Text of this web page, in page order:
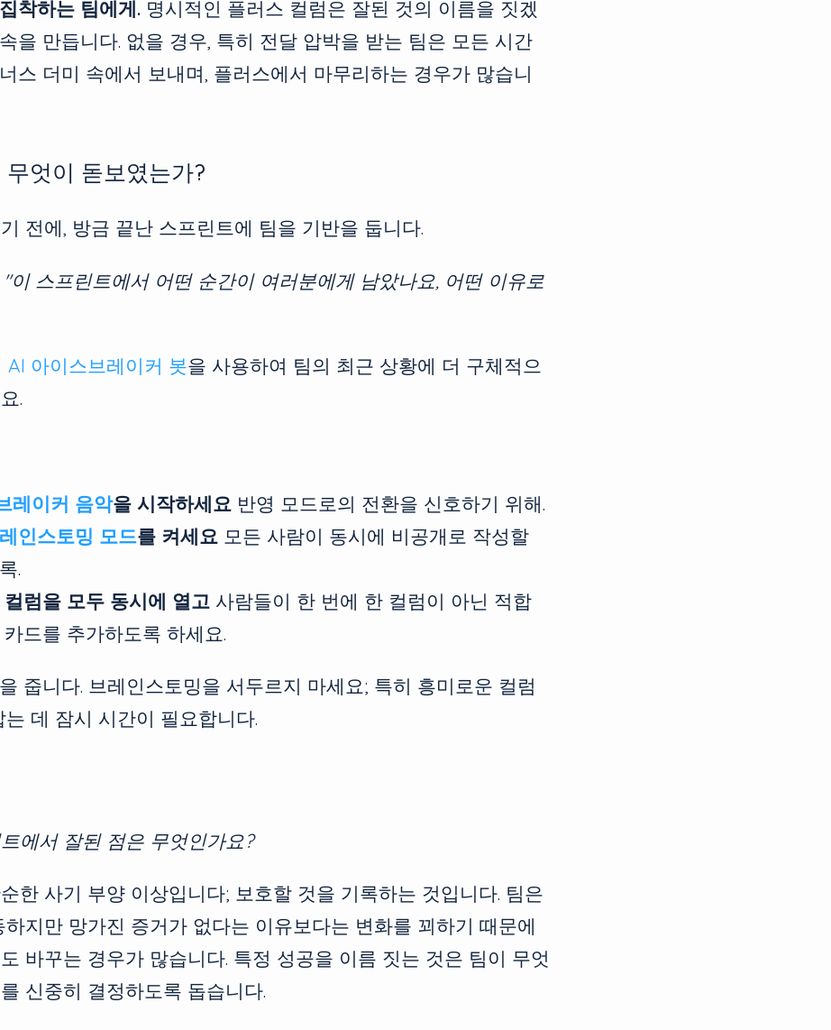
착하는 팀에게. 명시적인 플러스 컬럼은 잘된 것의 이름을 짓겠
을 만듭니다. 없을 경우, 특히 전달 압박을 받는 팀은 모든 시간
스 더미 속에서 보내며, 플러스에서 마무리하는 경우가 많습니
무엇이 돋보였는가?
전에, 방금 끝난 스프린트에 팀을 기반을 둡니다.
"이 스프린트에서 어떤 순간이 여러분에게 남았나요, 어떤 이유로
AI 아이스브레이커 봇을 사용하여 팀의 최근 상황에 더 구체적으
.
레이커 음악을 시작하세요 반영 모드로의 전환을 신호하기 위해.
인스토밍 모드를 켜세요 모든 사람이 동시에 비공개로 작성할
.
럼을 모두 동시에 열고 사람들이 한 번에 한 컬럼이 아닌 적합
드를 추가하도록 하세요.
줍니다. 브레인스토밍을 서두르지 마세요; 특히 흥미로운 컬럼
데 잠시 시간이 필요합니다.
에서 잘된 점은 무엇인가요?
한 사기 부양 이상입니다; 보호할 것을 기록하는 것입니다. 팀은
하지만 망가진 증거가 없다는 이유보다는 변화를 꾀하기 때문에
바꾸는 경우가 많습니다. 특정 성공을 이름 짓는 것은 팀이 무엇
신중히 결정하도록 돕습니다.